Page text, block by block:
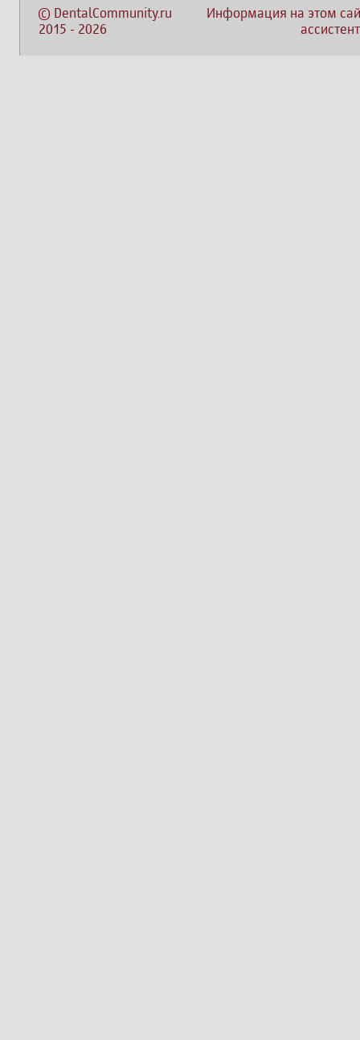
© DentalCommunity.ru
2015 - 2026
Информация на этом